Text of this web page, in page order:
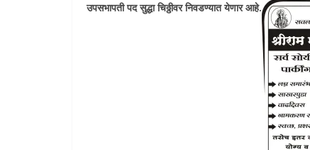
उपसभापती पद सुद्धा चिठ्ठीवर निवडण्यात येणार आहे.